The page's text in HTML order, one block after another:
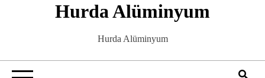
Hurda Alüminyum
Hurda Alüminyum